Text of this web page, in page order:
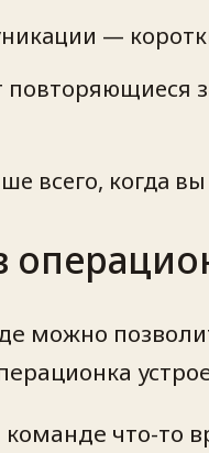
—
повторяющиеся
всего, когда
можно
что-то